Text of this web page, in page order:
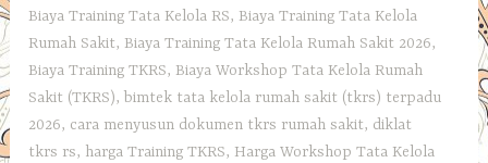
Biaya Training Tata Kelola RS, Biaya Training Tata Kelola
Rumah Sakit, Biaya Training Tata Kelola Rumah Sakit 2026,
Biaya Training TKRS, Biaya Workshop Tata Kelola Rumah
Sakit (TKRS), bimtek tata kelola rumah sakit (tkrs) terpadu
2026, cara menyusun dokumen tkrs rumah sakit, diklat
tkrs rs, harga Training TKRS, Harga Workshop Tata Kelola